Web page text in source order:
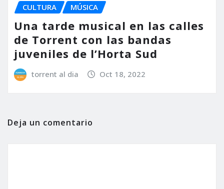
CULTURA MÚSICA
Una tarde musical en las calles
de Torrent con las bandas
juveniles de l’Horta Sud
torrent al dia Oct 18, 2022
Deja un comentario